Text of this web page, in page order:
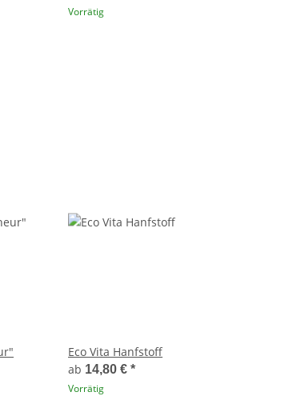
Vorrätig
Eco Vita Hanfstoff
ab 14,80 € *
Vorrätig